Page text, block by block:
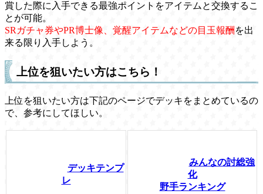
賞した際に入手できる最強ポイントをアイテムと交換するこ
とが可能。
SRガチャ券やPR博士像、覚醒アイテムなどの目玉報酬 を出
来る限り入手しよう。
上位を狙いたい方はこちら！
上位を狙いたい方は下記のページでデッキをまとめているの
で、参考にしてほしい。
デッキテンプ
レ
みんなの討総強
化
野手ランキング